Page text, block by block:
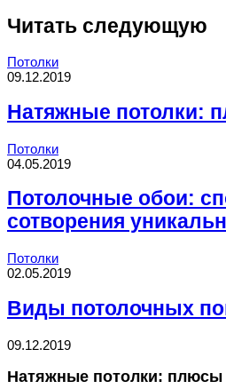
Читать следующую
Потолки
09.12.2019
Натяжные потолки:
Потолки
04.05.2019
Потолочные обои:
сотворения
Потолки
02.05.2019
Виды потолочных
09.12.2019
Натяжные потолки: